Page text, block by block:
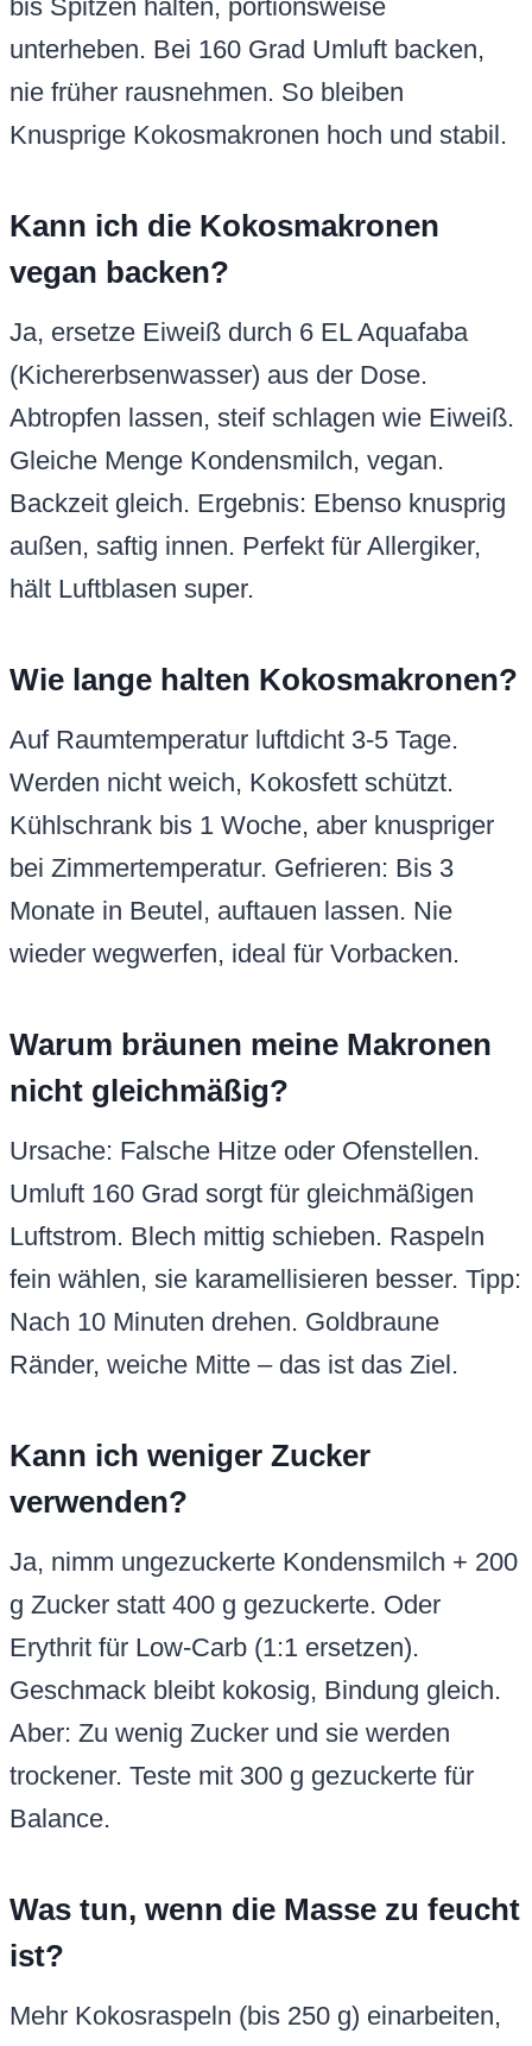
bis Spitzen halten, portionsweise
unterheben. Bei 160 Grad Umluft backen,
nie früher rausnehmen. So bleiben
Knusprige Kokosmakronen hoch und stabil.
Kann ich die Kokosmakronen
vegan backen?
Ja, ersetze Eiweiß durch 6 EL Aquafaba
(Kichererbsenwasser) aus der Dose.
Abtropfen lassen, steif schlagen wie Eiweiß.
Gleiche Menge Kondensmilch, vegan.
Backzeit gleich. Ergebnis: Ebenso knusprig
außen, saftig innen. Perfekt für Allergiker,
hält Luftblasen super.
Wie lange halten Kokosmakronen?
Auf Raumtemperatur luftdicht 3-5 Tage.
Werden nicht weich, Kokosfett schützt.
Kühlschrank bis 1 Woche, aber knuspriger
bei Zimmertemperatur. Gefrieren: Bis 3
Monate in Beutel, auftauen lassen. Nie
wieder wegwerfen, ideal für Vorbacken.
Warum bräunen meine Makronen
nicht gleichmäßig?
Ursache: Falsche Hitze oder Ofenstellen.
Umluft 160 Grad sorgt für gleichmäßigen
Luftstrom. Blech mittig schieben. Raspeln
fein wählen, sie karamellisieren besser. Tipp:
Nach 10 Minuten drehen. Goldbraune
Ränder, weiche Mitte – das ist das Ziel.
Kann ich weniger Zucker
verwenden?
Ja, nimm ungezuckerte Kondensmilch + 200
g Zucker statt 400 g gezuckerte. Oder
Erythrit für Low-Carb (1:1 ersetzen).
Geschmack bleibt kokosig, Bindung gleich.
Aber: Zu wenig Zucker und sie werden
trockener. Teste mit 300 g gezuckerte für
Balance.
Was tun, wenn die Masse zu feucht
ist?
Mehr Kokosraspeln (bis 250 g) einarbeiten,